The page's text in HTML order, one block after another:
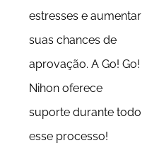
estresses e aumentar
suas chances de
aprovação. A Go! Go!
Nihon oferece
suporte durante todo
esse processo!